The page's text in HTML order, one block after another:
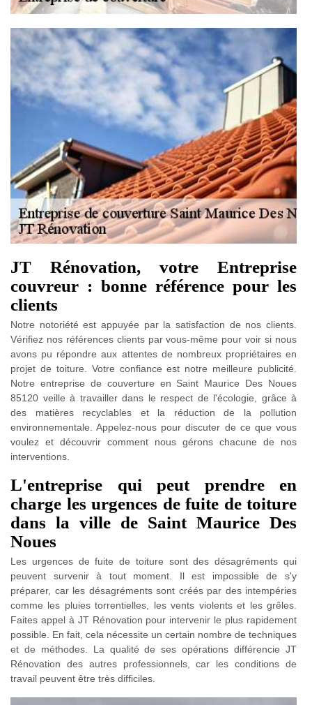
JT Rénovation, votre Entreprise
couvreur : bonne référence pour les
clients
Notre notoriété est appuyée par la satisfaction de nos clients.
Vérifiez nos références clients par vous-même pour voir si nous
avons pu répondre aux attentes de nombreux propriétaires en
projet de toiture. Votre confiance est notre meilleure publicité.
Notre entreprise de couverture en Saint Maurice Des Noues
85120 veille à travailler dans le respect de l'écologie, grâce à
des matières recyclables et la réduction de la pollution
environnementale. Appelez-nous pour discuter de ce que vous
voulez et découvrir comment nous gérons chacune de nos
interventions.
L'entreprise qui peut prendre en
charge les urgences de fuite de toiture
dans la ville de Saint Maurice Des
Noues
Les urgences de fuite de toiture sont des désagréments qui
peuvent survenir à tout moment. Il est impossible de s'y
préparer, car les désagréments sont créés par des intempéries
comme les pluies torrentielles, les vents violents et les grêles.
Faites appel à JT Rénovation pour intervenir le plus rapidement
possible. En fait, cela nécessite un certain nombre de techniques
et de méthodes. La qualité de ses opérations différencie JT
Rénovation des autres professionnels, car les conditions de
travail peuvent être très difficiles.